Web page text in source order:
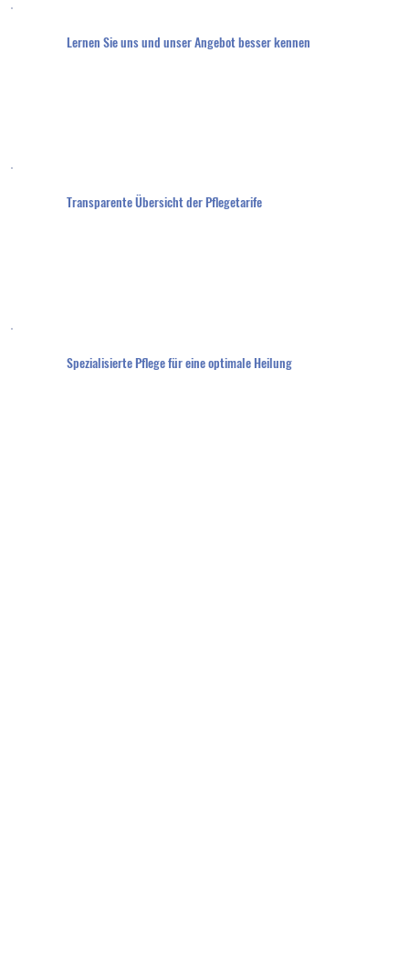
Lernen Sie uns und unser Angebot besser kennen
Transparente Übersicht der Pflegetarife
Spezialisierte Pflege für eine optimale Heilung